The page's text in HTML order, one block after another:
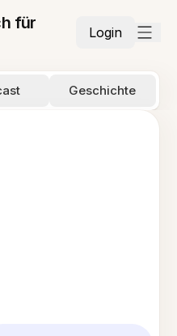
für
Login
Geschichte